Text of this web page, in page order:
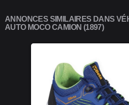
ANNONCES SIMILAIRES DANS
AUTO MOCO CAMION (1897)